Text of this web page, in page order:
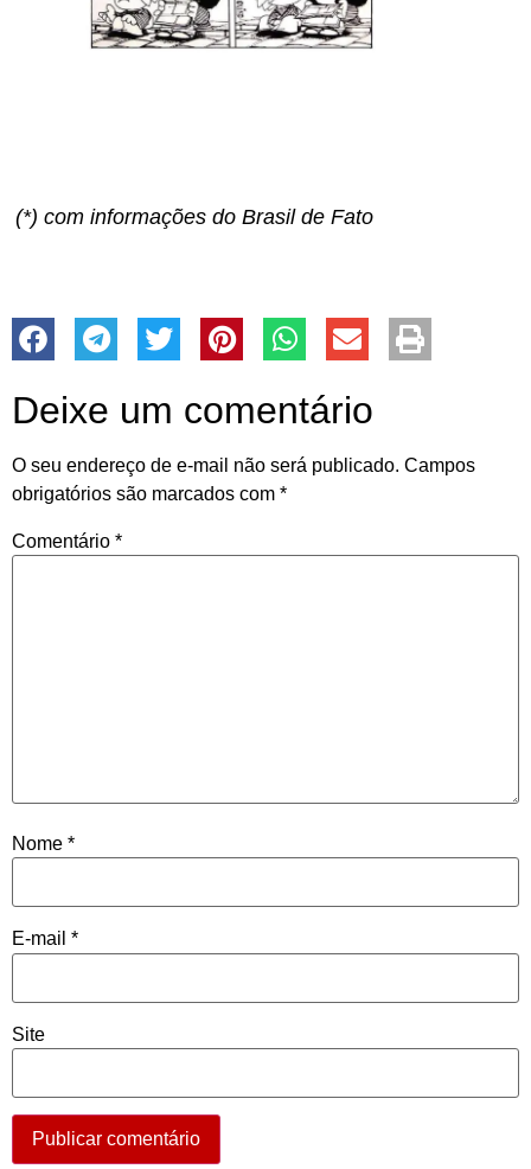
(*) com informações do Brasil de Fato
Deixe um comentário
O seu endereço de e-mail não será publicado. Campos
obrigatórios são marcados com *
Comentário *
Nome *
E-mail *
Site